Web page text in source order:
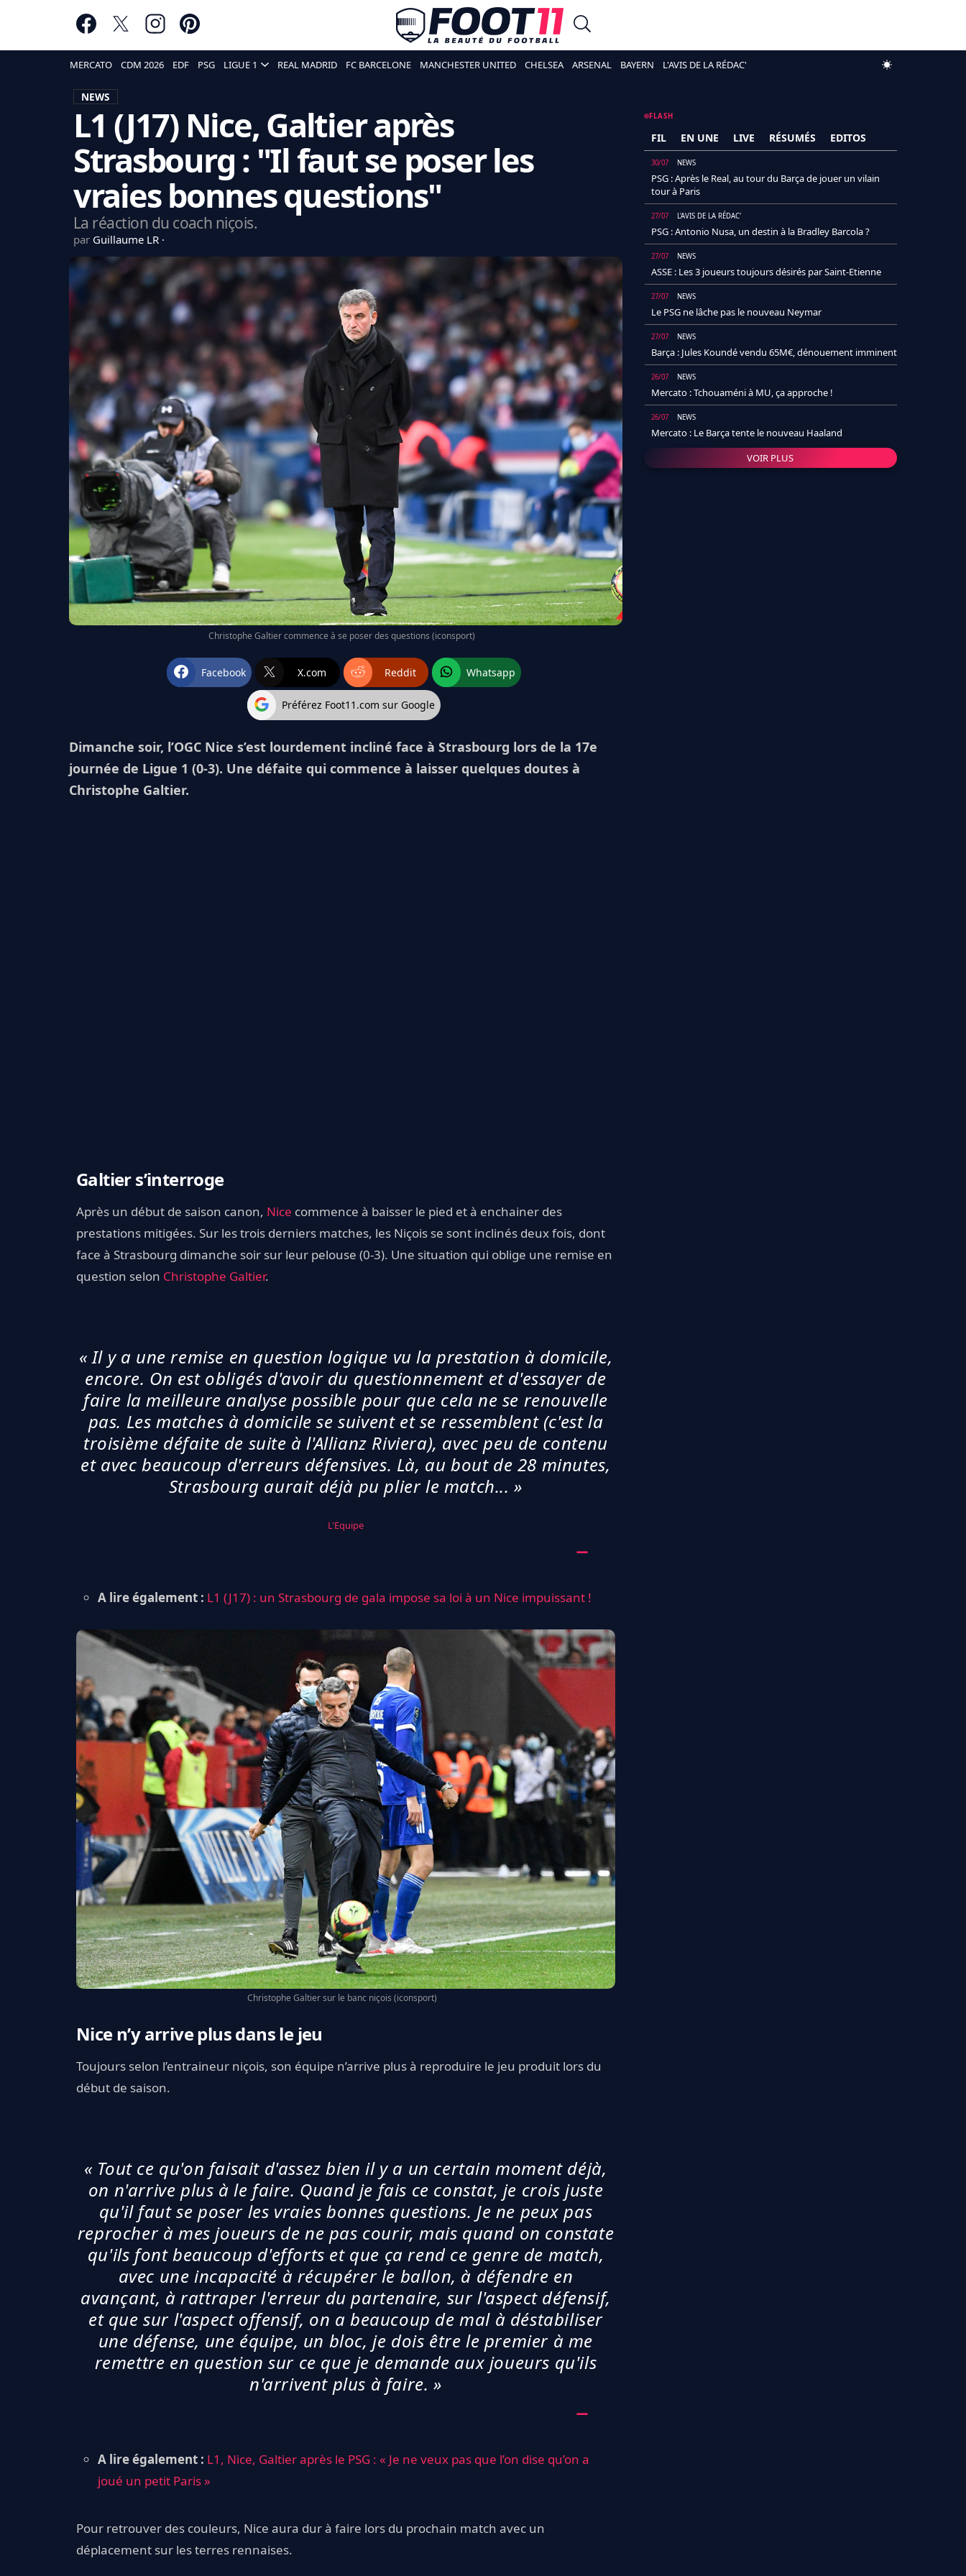
MERCATO CDM 2026 EDF PSG LIGUE 1 REAL MADRID FC BARCELONE MANCHESTER UNITED CHELSEA ARSENAL BAYERN L'AVIS DE LA RÉDAC'
NEWS
L1 (J17) Nice, Galtier après
Strasbourg : "Il faut se poser les
vraies bonnes questions"
La réaction du coach niçois.
par Guillaume LR
Christophe Galtier commence à se poser des questions (iconsport)
Facebook X.com Reddit Whatsapp
Préférez Foot11.com sur Google
Dimanche soir, l’OGC Nice s’est lourdement incliné face à Strasbourg lors de la 17e
journée de Ligue 1 (0-3). Une défaite qui commence à laisser quelques doutes à
Christophe Galtier.
Galtier s’interroge
Après un début de saison canon, Nice commence à baisser le pied et à enchainer des
prestations mitigées. Sur les trois derniers matches, les Niçois se sont inclinés deux fois, dont
face à Strasbourg dimanche soir sur leur pelouse (0-3). Une situation qui oblige une remise en
question selon Christophe Galtier.
« Il y a une remise en question logique vu la prestation à domicile,
encore. On est obligés d'avoir du questionnement et d'essayer de
faire la meilleure analyse possible pour que cela ne se renouvelle
pas. Les matches à domicile se suivent et se ressemblent (c'est la
troisième défaite de suite à l'Allianz Riviera), avec peu de contenu
et avec beaucoup d'erreurs défensives. Là, au bout de 28 minutes,
Strasbourg aurait déjà pu plier le match... »
L'Equipe
A lire également : L1 (J17) : un Strasbourg de gala impose sa loi à un Nice impuissant !
Christophe Galtier sur le banc niçois (iconsport)
Nice n’y arrive plus dans le jeu
Toujours selon l’entraineur niçois, son équipe n’arrive plus à reproduire le jeu produit lors du
début de saison.
« Tout ce qu'on faisait d'assez bien il y a un certain moment déjà,
on n'arrive plus à le faire. Quand je fais ce constat, je crois juste
qu'il faut se poser les vraies bonnes questions. Je ne peux pas
reprocher à mes joueurs de ne pas courir, mais quand on constate
qu'ils font beaucoup d'efforts et que ça rend ce genre de match,
avec une incapacité à récupérer le ballon, à défendre en
avançant, à rattraper l'erreur du partenaire, sur l'aspect défensif,
et que sur l'aspect offensif, on a beaucoup de mal à déstabiliser
une défense, une équipe, un bloc, je dois être le premier à me
remettre en question sur ce que je demande aux joueurs qu'ils
n'arrivent plus à faire. »
A lire également : L1, Nice, Galtier après le PSG : « Je ne veux pas que l’on dise qu’on a
joué un petit Paris »
Pour retrouver des couleurs, Nice aura dur à faire lors du prochain match avec un
déplacement sur les terres rennaises.
FLASH
FIL EN UNE LIVE RÉSUMÉS EDITOS
30/07 NEWS
PSG : Après le Real, au tour du Barça de jouer un vilain
tour à Paris
27/07 L'AVIS DE LA RÉDAC'
PSG : Antonio Nusa, un destin à la Bradley Barcola ?
27/07 NEWS
ASSE : Les 3 joueurs toujours désirés par Saint-Etienne
27/07 NEWS
Le PSG ne lâche pas le nouveau Neymar
27/07 NEWS
Barça : Jules Koundé vendu 65M€, dénouement imminent
26/07 NEWS
Mercato : Tchouaméni à MU, ça approche !
26/07 NEWS
Mercato : Le Barça tente le nouveau Haaland
VOIR PLUS